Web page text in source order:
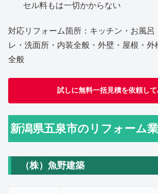
セル料もは一切かからない
対応リフォーム箇所：キッチン・お風呂
レ・洗面所・内装全般・外壁・屋根・外
全般
試しに無料一括見積を依頼し
新潟県五泉市のリフォーム
（株）魚野建築